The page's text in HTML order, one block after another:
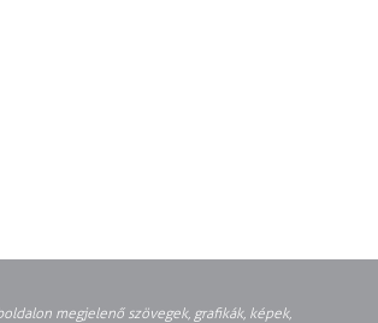
megjelenő szövegek, grafikák, képek,